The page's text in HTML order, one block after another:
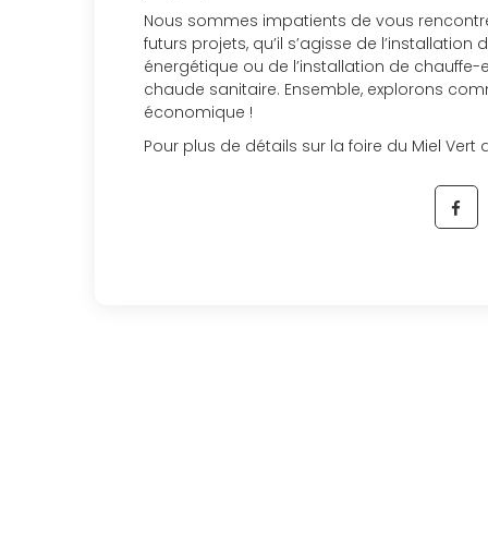
Nous sommes impatients de vous
futurs projets, qu’il s’agisse de
énergétique ou de l’installation de
chaude sanitaire. Ensemble, explorons
économique !
Pour plus de détails sur la foire du Miel Vert